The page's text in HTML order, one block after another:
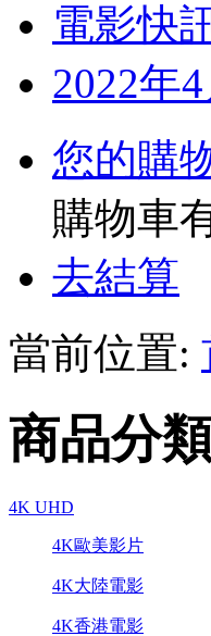
電影快
2022年
您的購
購物車
去結算
當前位置:
商品分
4K UHD
4K歐美影片
4K大陸電影
4K香港電影